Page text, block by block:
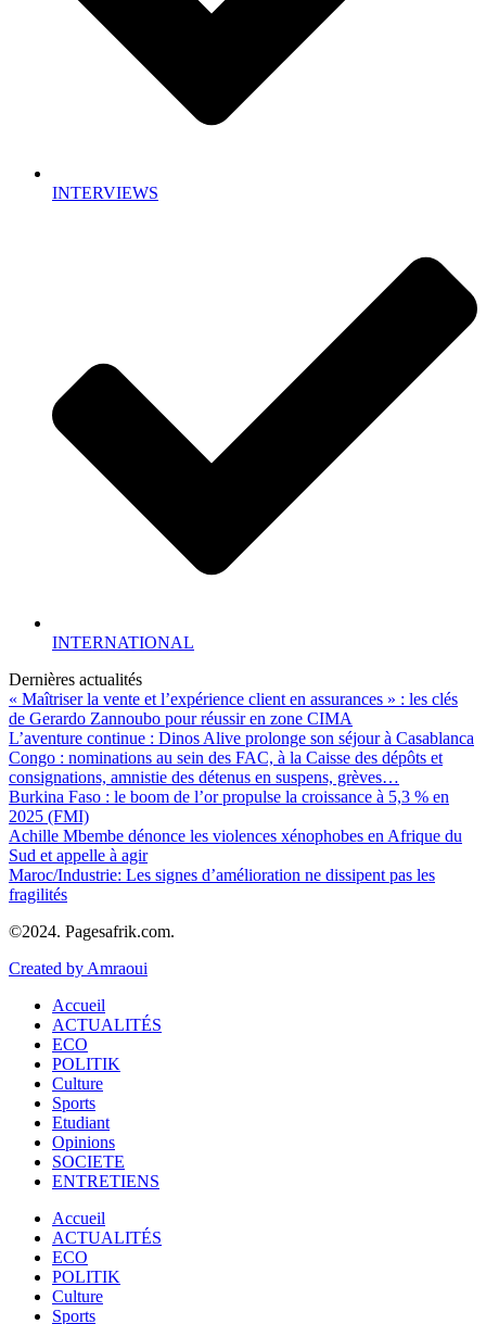
INTERVIEWS
INTERNATIONAL
Dernières actualités
« Maîtriser la vente et l’expérience client en assurances » : les clés
de Gerardo Zannoubo pour réussir en zone CIMA
L’aventure continue : Dinos Alive prolonge son séjour à Casablanca
Congo : nominations au sein des FAC, à la Caisse des dépôts et
consignations, amnistie des détenus en suspens, grèves…
Burkina Faso : le boom de l’or propulse la croissance à 5,3 % en
2025 (FMI)
Achille Mbembe dénonce les violences xénophobes en Afrique du
Sud et appelle à agir
Maroc/Industrie: Les signes d’amélioration ne dissipent pas les
fragilités
©2024. Pagesafrik.com.
Created by Amraoui
Accueil
ACTUALITÉS
ECO
POLITIK
Culture
Sports
Etudiant
Opinions
SOCIETE
ENTRETIENS
Accueil
ACTUALITÉS
ECO
POLITIK
Culture
Sports